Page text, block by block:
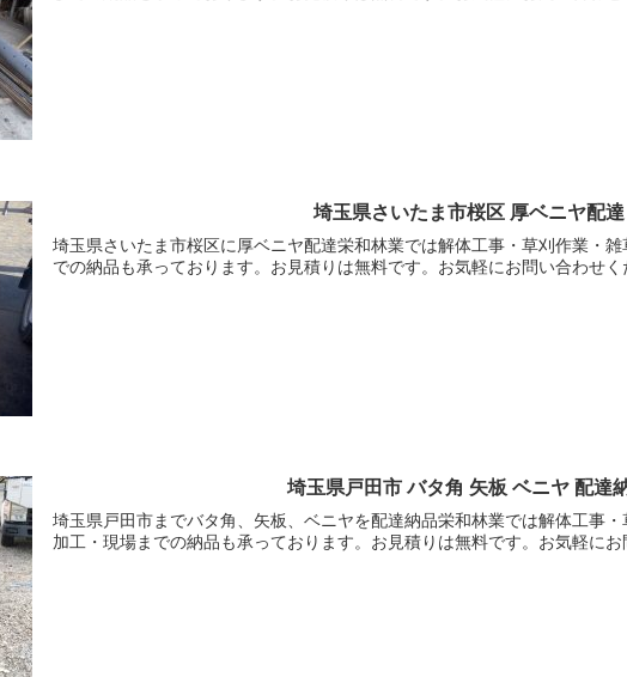
埼玉県さいたま市桜区 厚ベニヤ配達
埼玉県さいたま市桜区に厚ベニヤ配達栄和林業では解体工事・草刈作業・
での納品も承っております。お見積りは無料です。お気軽にお問い合わせく
埼玉県戸田市 バタ角 矢板 ベニヤ 配達
埼玉県戸田市までバタ角、矢板、ベニヤを配達納品栄和林業では解体工事
加工・現場までの納品も承っております。お見積りは無料です。お気軽にお